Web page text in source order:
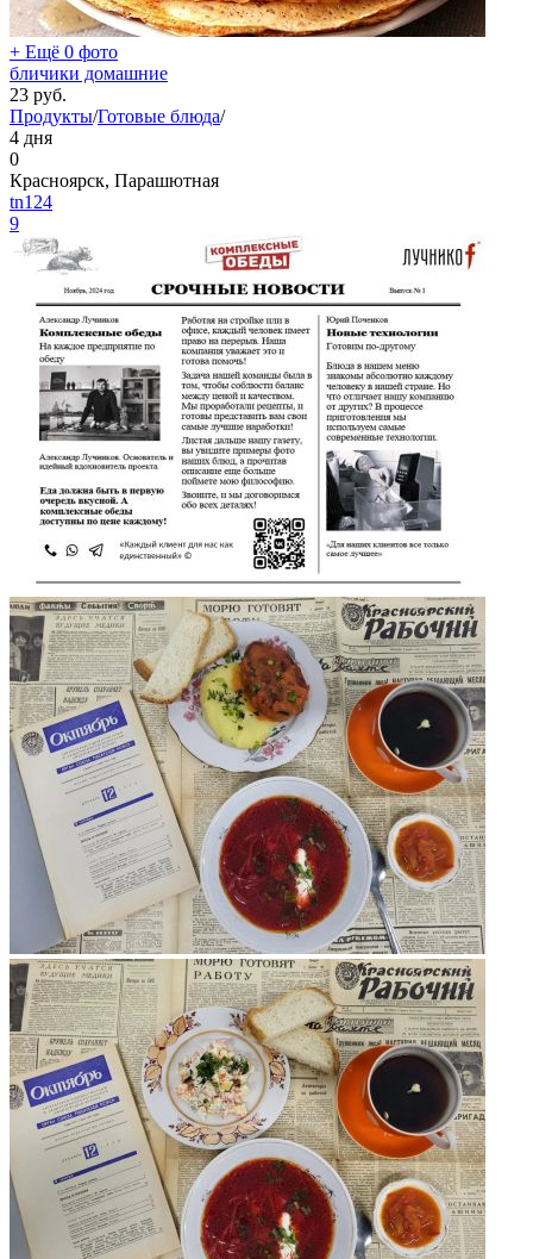
+ Ещё 0 фото
бличики домашние
23 руб.
Продукты/Готовые блюда/
4 дня
0
Красноярск, Парашютная
tn124
9